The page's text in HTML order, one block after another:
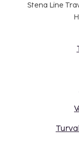
Stena Line